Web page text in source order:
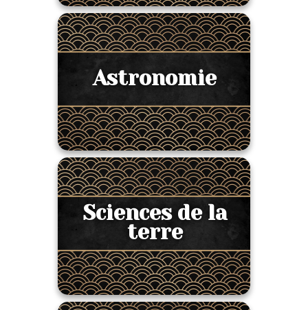
Astronomie
Sciences de la
terre